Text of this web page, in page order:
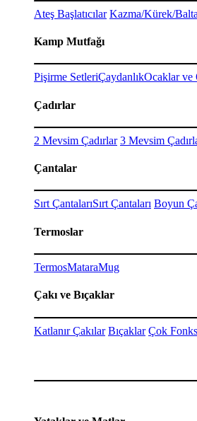
Ateş Başlatıcılar Kazma/Kürek/Balta
Kamp Mutfağı
Pişirme SetleriÇaydanlıkOcaklar ve
Çadırlar
2 Mevsim Çadırlar 3 Mevsim
Çantalar
Sırt ÇantalarıSırt Çantaları Boyun
Termoslar
TermosMataraMug
Çakı ve Bıçaklar
Katlanır Çakılar Bıçaklar Çok